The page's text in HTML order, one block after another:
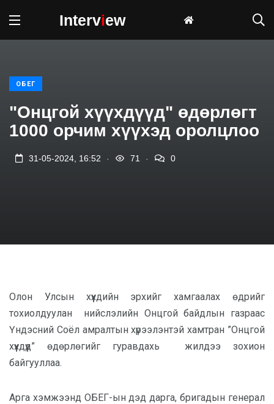
Interview
ОБЕГ
"Онцгой хүүхдүүд" өдөрлөгт
1000 орчим хүүхэд оролцлоо
31-05-2024, 16:52 71 0
Олон Улсын хүүхдийн эрхийг хамгаалах өдрийг
тохиолдуулан нийслэлийн Онцгой байдлын газраас
Үндэсний Соёл амралтын хүрээлэнтэй хамтран ”Онцгой
хүүхдүүд” өдөрлөгийг гуравдахь жилдээ зохион
байгууллаа.
Арга хэмжээнд ОБЕГ-ын дэд дарга, бригадын генерал